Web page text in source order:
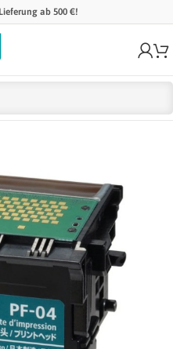
ab 500 €!